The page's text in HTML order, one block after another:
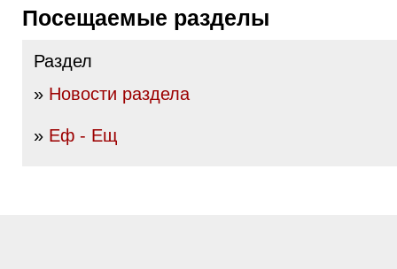
Посещаемые разделы
Раздел
» Новости раздела
» Еф - Ещ